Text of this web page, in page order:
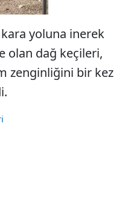
yoluna inerek
olan dağ keçileri,
zenginliğini bir kez